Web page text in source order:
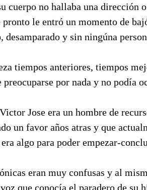
cuerpo no hallaba una dirección
le entró un momento de
y sin ningúna
tiempos anteriores, tiempos
preocuparse por nada y no podía
Jose era un hombre de
un favor años atras y que
algo para poder empezar-
eran muy confusas y al
que conocía el paradero de su